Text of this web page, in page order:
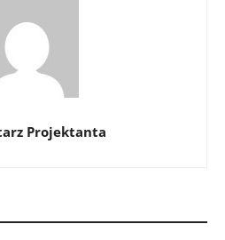
Projektanta